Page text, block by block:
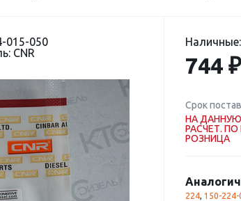
015-050
CNR
Наличные:
744 ₽
Срок
НА
РАСЧЕТ.
РОЗНИЦА
224, 150-224-